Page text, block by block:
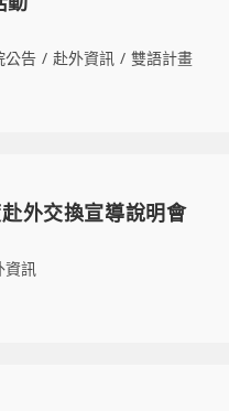
公告 / 赴外資訊 / 雙語計畫
外交換宣導說明會
資訊